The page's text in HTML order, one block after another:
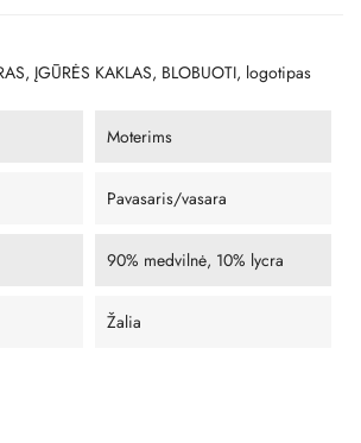
ĮGŪRĖS KAKLAS, BLOBUOTI, logotipas
Moterims
Pavasaris/vasara
90% medvilnė, 10% lycra
Žalia